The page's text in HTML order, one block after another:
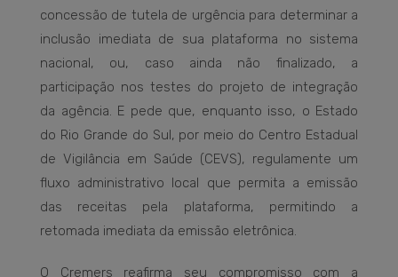
concessão de tutela de urgência para determinar a
inclusão imediata de sua plataforma no sistema
nacional, ou, caso ainda não finalizado, a
participação nos testes do projeto de integração
da agência. E pede que, enquanto isso, o Estado
do Rio Grande do Sul, por meio do Centro Estadual
de Vigilância em Saúde (CEVS), regulamente um
fluxo administrativo local que permita a emissão
das receitas pela plataforma, permitindo a
retomada imediata da emissão eletrônica.
O Cremers reafirma seu compromisso com a